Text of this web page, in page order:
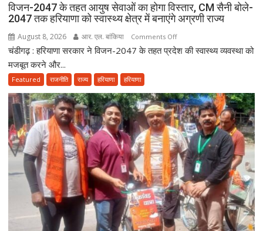
विजन-2047 के तहत आयुष सेवाओं का होगा विस्तार, CM सैनी बोले-
2047 तक हरियाणा को स्वास्थ्य क्षेत्र में बनाएंगे अग्रणी राज्य
August 8, 2026 आर. एल. बांकिया Comments Offon
विजन-2047
सेवाओं
का
होगा
विस्तार,
CM
सैनी
बोले-
2047
तक
हरियाणा
को
चंडीगढ़ : हरियाणा सरकार ने विजन-2047 के तहत प्रदेश की स्वास्थ्य व्यवस्था को
मजबूत करने और...
Featured राजनीति राज्य हरियाणा हरियाणा